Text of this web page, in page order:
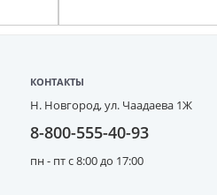
КОНТАКТЫ
Н. Новгород,ул. Чаадаева 1Ж
8-800-555-40-93
пн - пт с 8:00 до 17:00